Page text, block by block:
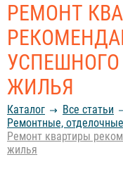
РЕМОНТ
ЖИЛЬЯ
Каталог
Все статьи
Ремонтные,
Ремонт квартиры
жилья